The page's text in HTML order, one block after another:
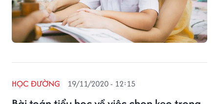
HỌC ĐƯỜNG 19/11/2020 - 12:15